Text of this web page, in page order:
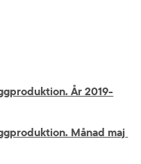
nytt fönster eller ny flik.
År 2019-
nytt fönster eller ny flik.
Månad maj